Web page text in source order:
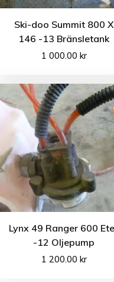
Ski-doo Summit 800 X
146 -13 Bränsletank
1 000.00 kr
Lynx 49 Ranger 600
-12 Oljepump
1 200.00 kr